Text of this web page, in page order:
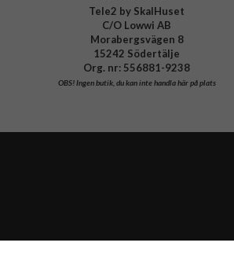
Tele2 by SkalHuset
C/O Lowwi AB
Morabergsvägen 8
15242 Södertälje
Org. nr: 556881-9238
OBS!Ingen butik, du kan inte handla här på plats